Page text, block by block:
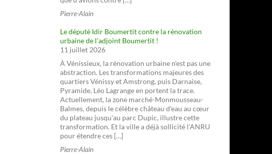
Pierre-Alain
Le député Idir Boumertit contre la rénovation
urbaine de l'adjoint Boumertit !
11 juillet 2026
À Vénissieux, la rénovation urbaine n'est pas une
abstraction. Les transformations majeures des
quartiers Vénissy et Amstrong, puis Darnaise,
Pyramide, Léo Lagrange en portent la trace.
Actuellement, la zone marché-Monmousseau-
Balmes, depuis le célèbre château d'eau au cœur
du plateau jusqu'au parc Dupic, illustre cette
transformation. Et la ville a déjà sollicité l'ANRU
pour étendre ces […]
Pierre-Alain